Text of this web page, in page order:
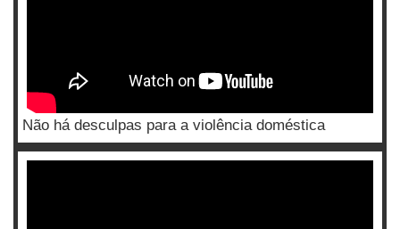
Não há desculpas para a violência doméstica